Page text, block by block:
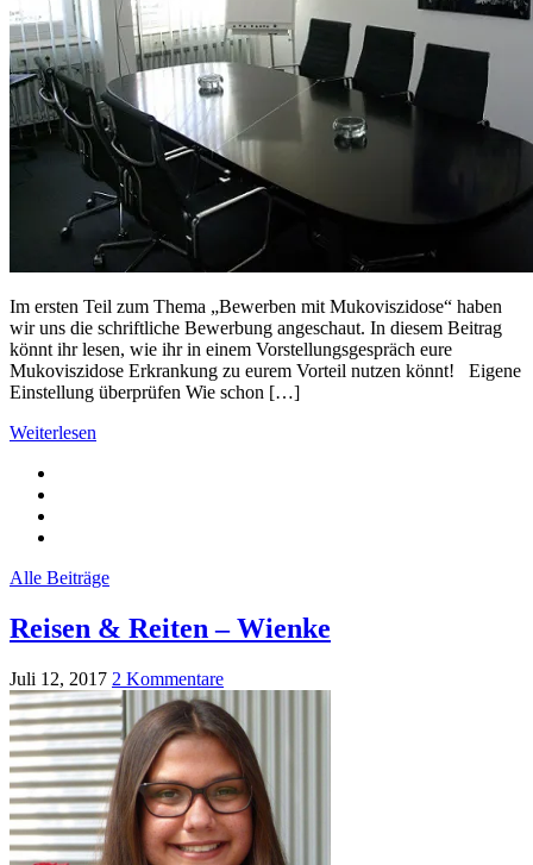
Im ersten Teil zum Thema „Bewerben mit Mukoviszidose“ haben
wir uns die schriftliche Bewerbung angeschaut. In diesem Beitrag
könnt ihr lesen, wie ihr in einem Vorstellungsgespräch eure
Mukoviszidose Erkrankung zu eurem Vorteil nutzen könnt! Eigene
Einstellung überprüfen Wie schon […]
Weiterlesen
Alle Beiträge
Reisen & Reiten – Wienke
Juli 12, 2017 2 Kommentare